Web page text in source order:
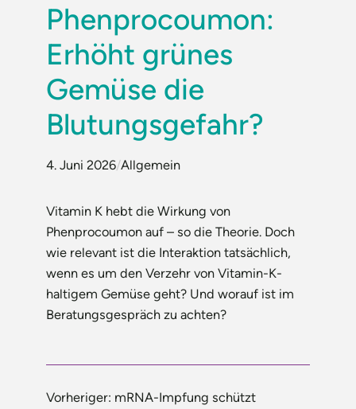
Phenprocoumon:
Erhöht grünes
Gemüse die
Blutungsgefahr?
4. Juni 2026/Allgemein
Vitamin K hebt die Wirkung von
Phenprocoumon auf – so die Theorie. Doch
wie relevant ist die Interaktion tatsächlich,
wenn es um den Verzehr von Vitamin-K-
haltigem Gemüse geht? Und worauf ist im
Beratungsgespräch zu achten?
Vorheriger: mRNA-Impfung schützt